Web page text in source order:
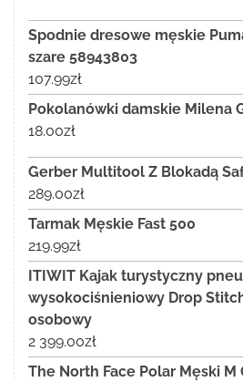
Spodnie dresowe męskie
szare 58943803
107.99zł
Pokolanówki damskie Milena
18.00zł
Gerber Multitool Z Blokadą
289.00zł
Tarmak Męskie Fast 500
219.99zł
ITIWIT Kajak turystyczny
wysokociśnieniowy Drop
osobowy
2 399.00zł
The North Face Polar Męski M